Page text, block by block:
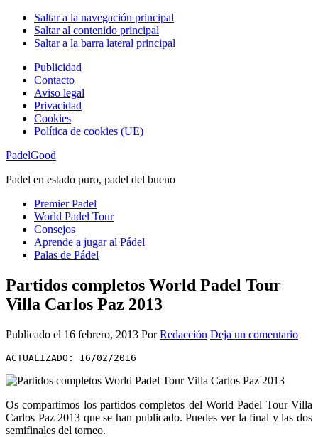
Saltar a la navegación principal
Saltar al contenido principal
Saltar a la barra lateral principal
Publicidad
Contacto
Aviso legal
Privacidad
Cookies
Política de cookies (UE)
PadelGood
Padel en estado puro, padel del bueno
Premier Padel
World Padel Tour
Consejos
Aprende a jugar al Pádel
Palas de Pádel
Partidos completos World Padel Tour
Villa Carlos Paz 2013
Publicado el 16 febrero, 2013 PorRedacción Deja un comentario
ACTUALIZADO: 16/02/2016
Os compartimos los partidos completos del World Padel Tour Villa
Carlos Paz 2013 que se han publicado. Puedes ver la final y las dos
semifinales del torneo.